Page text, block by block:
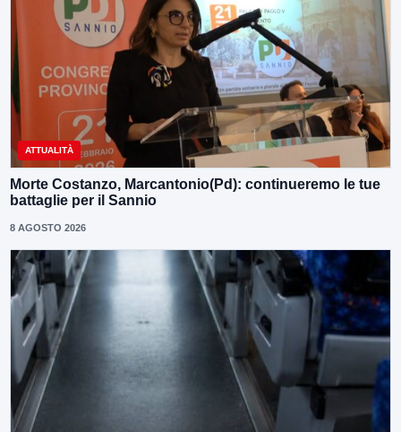
ATTUALITÀ
Morte Costanzo, Marcantonio(Pd): continueremo le tue
battaglie per il Sannio
8 AGOSTO 2026